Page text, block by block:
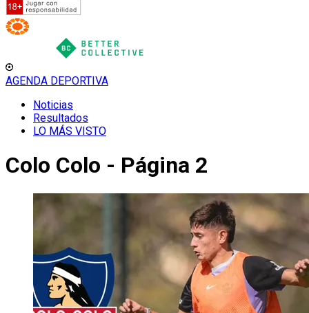
AGENDA DEPORTIVA
Noticias
Resultados
LO MÁS VISTO
Colo Colo - Página 2